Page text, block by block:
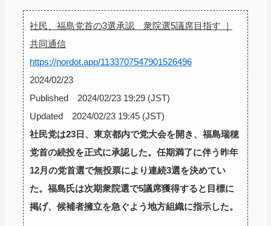
社民、福島党首の3選承認 衆院選5議席目指す ｜
共同通信
https://nordot.app/1133707547901526496
2024/02/23
Published 2024/02/23 19:29 (JST)
Updated 2024/02/23 19:45 (JST)
社民党は23日、東京都内で党大会を開き、福島瑞穂
党首の続投を正式に承認した。任期満了に伴う昨年
12月の党首選で無投票により連続3選を決めてい
た。福島氏は次期衆院選で5議席獲得すると目標に
掲げ、候補者擁立を急ぐよう地方組織に指示した。